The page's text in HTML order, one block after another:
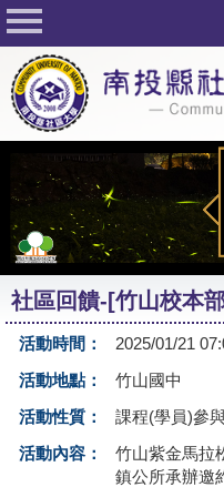
回首頁
關於社大
公佈欄
行事曆
最新活動
活動花絮
課程一覽表
志工與社團
友站連結
社區回饋-[竹山校本
活動時間：
2025/01/21
活動地點：
竹山國中
活動性質：
課程(學員)參
活動內容：
竹山紫金馬拉
鎮公所承辦邀